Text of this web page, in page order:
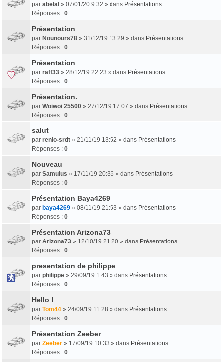
par abelal » 07/01/20 9:32 » dans Présentations
Réponses : 0
Présentation
par Nounours78 » 31/12/19 13:29 » dans Présentations
Réponses : 0
Présentation
par raff33 » 28/12/19 22:23 » dans Présentations
Réponses : 0
Présentation.
par Woiwoi 25500 » 27/12/19 17:07 » dans Présentations
Réponses : 0
salut
par renlo-srdt » 21/11/19 13:52 » dans Présentations
Réponses : 0
Nouveau
par Samulus » 17/11/19 20:36 » dans Présentations
Réponses : 0
Présentation Baya4269
par baya4269 » 08/11/19 21:53 » dans Présentations
Réponses : 0
Présentation Arizona73
par Arizona73 » 12/10/19 21:20 » dans Présentations
Réponses : 0
presentation de philippe
par philippe » 29/09/19 1:43 » dans Présentations
Réponses : 0
Hello !
par Tom44 » 24/09/19 11:28 » dans Présentations
Réponses : 0
Présentation Zeeber
par Zeeber » 17/09/19 10:33 » dans Présentations
Réponses : 0